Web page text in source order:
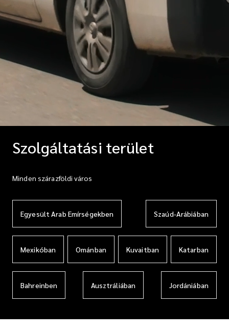
Szolgáltatási terület
Minden szárazföldi város
Egyesült Arab Emírségekben Szaúd-Arábiában
Mexikóban Ománban Kuvaitban Katarban
Bahreinben Ausztráliában Jordániában